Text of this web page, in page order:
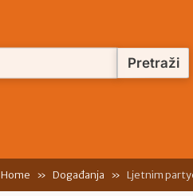
Home Događanja Ljetnim